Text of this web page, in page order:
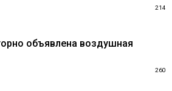
214
объявлена воздушная
260